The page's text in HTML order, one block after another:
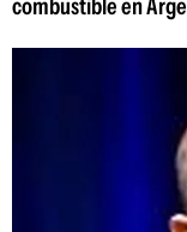
combustible en